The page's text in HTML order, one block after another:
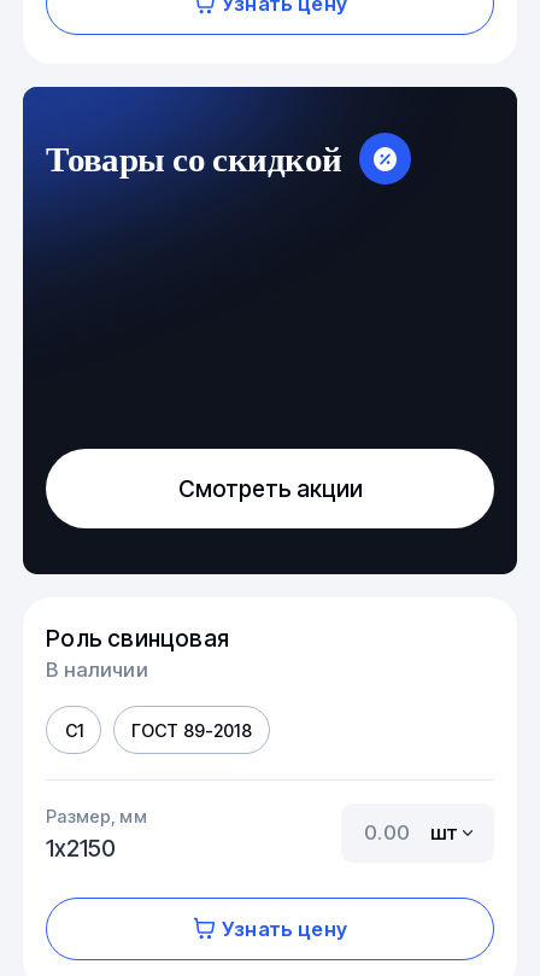
Товары со скидкой
Смотреть акции
Роль свинцовая
В наличии
С1 ГОСТ 89-2018
Размер, мм
1х2150
шт
Узнать цену